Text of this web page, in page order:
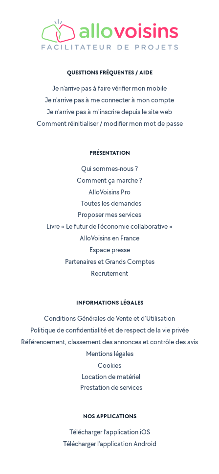
QUESTIONS FRÉQUENTES / AIDE
Je n'arrive pas à faire vérifier mon mobile
Je n'arrive pas à me connecter à mon compte
Je n'arrive pas à m'inscrire depuis le site web
Comment réinitialiser / modifier mon mot de passe
PRÉSENTATION
Qui sommes-nous ?
Comment ça marche ?
AlloVoisins Pro
Toutes les demandes
Proposer mes services
Livre « Le futur de l'économie collaborative »
AlloVoisins en France
Espace presse
Partenaires et Grands Comptes
Recrutement
INFORMATIONS LÉGALES
Conditions Générales de Vente et d'Utilisation
Politique de confidentialité et de respect de la vie privée
Référencement, classement des annonces et contrôle des avis
Mentions légales
Cookies
Location de matériel
Prestation de services
NOS APPLICATIONS
Télécharger l’application iOS
Télécharger l’application Android